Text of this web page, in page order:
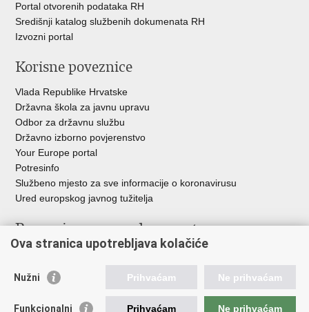
Portal otvorenih podataka RH
Središnji katalog službenih dokumenata RH
Izvozni portal
Korisne poveznice
Vlada Republike Hrvatske
Državna škola za javnu upravu
Odbor za državnu službu
Državno izborno povjerenstvo
Your Europe portal
Potresinfo
Službeno mjesto za sve informacije o koronavirusu
Ured europskog javnog tužitelja
Poveznice pravosudnog sustava
Državno odvjetništvo
Ured za suzbijanje korupcije i organiziranog kriminaliteta
Ova stranica upotrebljava kolačiće
Nužni Prihvaćam Ne prihvaćam
Funkcionalni Prihvaćam Ne prihvaćam